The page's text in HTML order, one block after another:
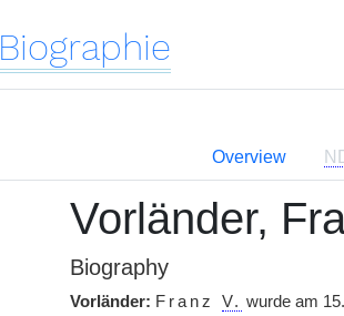
Biographie
Overview
Vorländer,
Biography
Vorländer: Franz V. wurde am